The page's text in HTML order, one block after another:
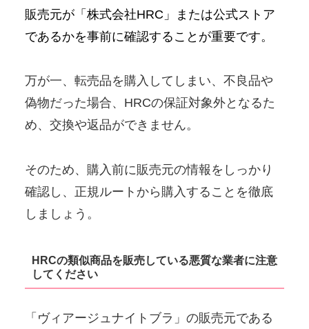
販売元が「株式会社HRC」または公式ストア
であるかを事前に確認することが重要です。
万が一、転売品を購入してしまい、不良品や
偽物だった場合、HRCの保証対象外となるた
め、交換や返品ができません。
そのため、購入前に販売元の情報をしっかり
確認し、正規ルートから購入することを徹底
しましょう。
HRCの類似商品を販売している悪質な業者に注意
してください
「ヴィアージュナイトブラ」の販売元である